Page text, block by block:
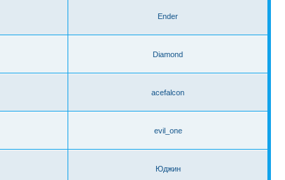
Ender
Diamond
acefalcon
evil_one
Юджин